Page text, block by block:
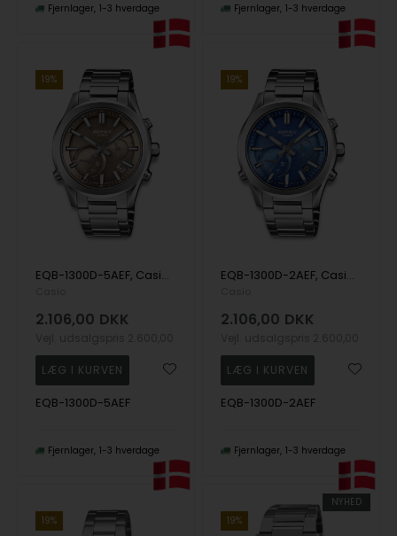
Fjernlager 1-3 hverdage Fjernlager 1-3 hverdage
19%
EQB-1300D-5AEF, Casio Edifice EQB-1300D-5AEF Quartz Herre m/lænke
2.106,00 DKK
EQB-1300D-5AEF
Fjernlager 1-3 hverdage
19%
EQB-1300D-2AEF, Casio Edifice EQB-1300D-2AEF Quartz Herre m/lænke
2.106,00 DKK
EQB-1300D-2AEF
Fjernlager 1-3 hverdage
19%
NYHED
19%